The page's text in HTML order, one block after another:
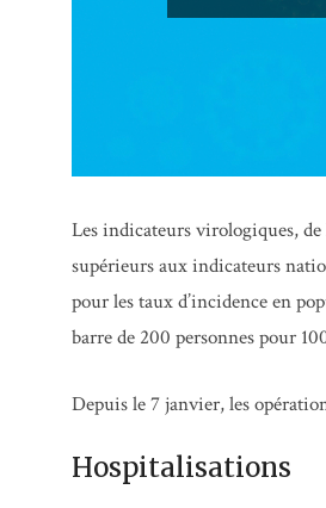
Les indicateurs virologiques,
supérieurs aux indicateurs
pour les taux d’incidence en
barre de 200 personnes pour
Depuis le 7 janvier, les
Hospitalisations